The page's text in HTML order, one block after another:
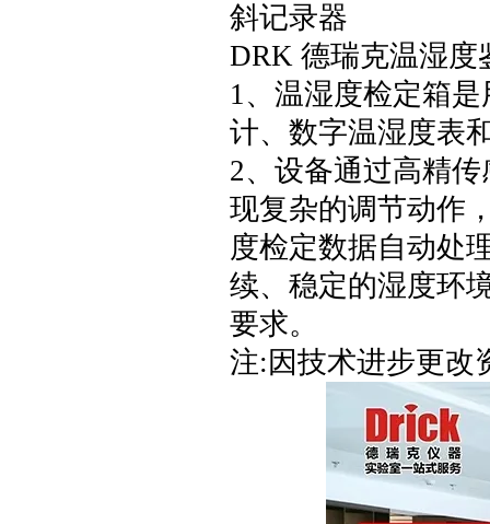
斜记录器
DRK 德瑞克温湿度
1、温湿度检定箱
计、数字温湿度表
2、设备通过高精
现复杂的调节动作
度检定数据自动处
续、稳定的湿度环
要求。
注:因技术进步更改